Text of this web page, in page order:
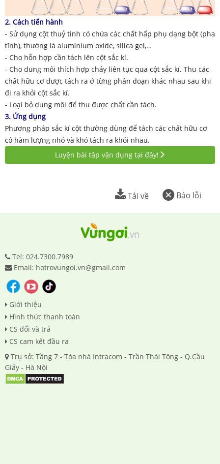
2. Cách tiến hành
- Sử dụng cột thuỷ tinh có chứa các chất hấp phụ dạng bột (pha
tĩnh), thường là aluminium oxide, silica gel,…
- Cho hỗn hợp cần tách lên cột sắc kí.
- Cho dung môi thích hợp chảy liên tục qua cột sắc kí. Thu các
chất hữu cơ được tách ra ở từng phân đoạn khác nhau sau khi
đi ra khỏi cột sắc kí.
- Loại bỏ dung môi để thu được chất cần tách.
3. Ứng dụng
Phương pháp sắc kí cột thường dùng để tách các chất hữu cơ
có hàm lượng nhỏ và khó tách ra khỏi nhau.
Luyện bài tập vận dụng tại đây!
Báo lỗi
Tải về
Tel: 024.7300.7989
Email: hotrovungoi.vn@gmail.com
Giới thiệu
Hình thức thanh toán
CS đổi và trả
CS cam kết đầu ra
Trụ sở: Tầng 7 - Tòa nhà Intracom - Trần Thái Tông - Q.Cầu
Giấy - Hà Nội